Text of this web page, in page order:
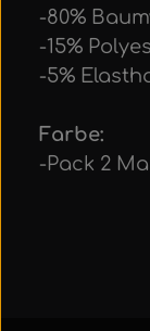
-80%
-15%
-5%
Farbe:
-Pack 2